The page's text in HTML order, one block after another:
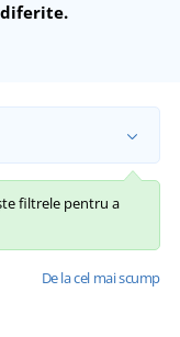
filtrele pentru a
De la cel mai scump